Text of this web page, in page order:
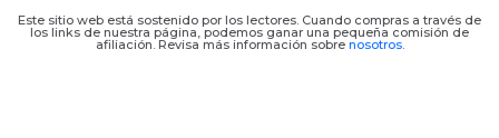
Este sitio web está sostenido por los lectores. Cuando compras a través de
los links de nuestra página, podemos ganar una pequeña comisión de
afiliación. Revisa más información sobre nosotros.